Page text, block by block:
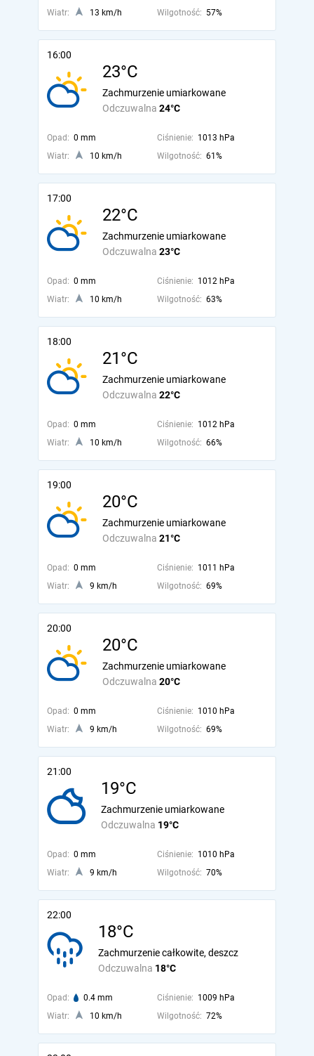
Wiatr:
13 km/h Wilgotność: 57%
16:00
23°C
Odczuwalna 24°C
Zachmurzenie umiarkowane
Opad: 0 mm Ciśnienie: 1013 hPa
Wiatr:
10 km/h Wilgotność: 61%
17:00
22°C
Odczuwalna 23°C
Zachmurzenie umiarkowane
Opad: 0 mm Ciśnienie: 1012 hPa
Wiatr:
10 km/h Wilgotność: 63%
18:00
21°C
Odczuwalna 22°C
Zachmurzenie umiarkowane
Opad: 0 mm Ciśnienie: 1012 hPa
Wiatr:
10 km/h Wilgotność: 66%
19:00
20°C
Odczuwalna 21°C
Zachmurzenie umiarkowane
Opad: 0 mm Ciśnienie: 1011 hPa
Wiatr:
9 km/h Wilgotność: 69%
20:00
20°C
Odczuwalna 20°C
Zachmurzenie umiarkowane
Opad: 0 mm Ciśnienie: 1010 hPa
Wiatr:
9 km/h Wilgotność: 69%
21:00
19°C
Odczuwalna 19°C
Zachmurzenie umiarkowane
Opad: 0 mm Ciśnienie: 1010 hPa
Wiatr:
9 km/h Wilgotność: 70%
22:00
18°C
Odczuwalna 18°C
Zachmurzenie całkowite, deszcz
Opad: 0.4 mm Ciśnienie: 1009 hPa
Wiatr:
10 km/h Wilgotność: 72%